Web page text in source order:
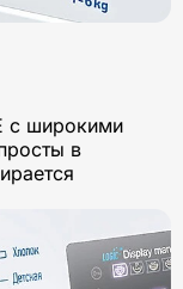
с широкими
в